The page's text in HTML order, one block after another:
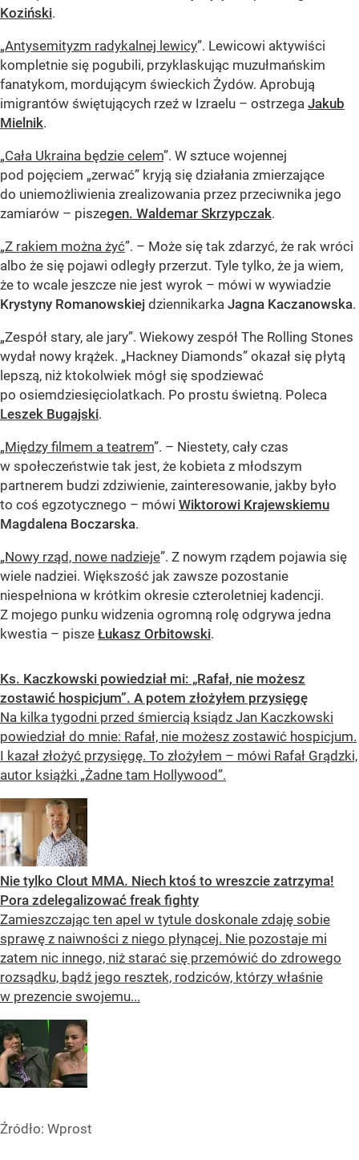
Koziński.
„Antysemityzm radykalnej lewicy”. Lewicowi aktywiści
kompletnie się pogubili, przyklaskując muzułmańskim
fanatykom, mordującym świeckich Żydów. Aprobują
imigrantów świętujących rzeź w Izraelu – ostrzega Jakub
Mielnik.
„Cała Ukraina będzie celem”. W sztuce wojennej
pod pojęciem „zerwać” kryją się działania zmierzające
do uniemożliwienia zrealizowania przez przeciwnika jego
zamiarów – piszegen. Waldemar Skrzypczak.
„Z rakiem można żyć”. – Może się tak zdarzyć, że rak wróci
albo że się pojawi odległy przerzut. Tyle tylko, że ja wiem,
że to wcale jeszcze nie jest wyrok – mówi w wywiadzie
Krystyny Romanowskiej dziennikarka Jagna Kaczanowska.
„Zespół stary, ale jary”. Wiekowy zespół The Rolling Stones
wydał nowy krążek. „Hackney Diamonds” okazał się płytą
lepszą, niż ktokolwiek mógł się spodziewać
po osiemdziesięciolatkach. Po prostu świetną. Poleca
Leszek Bugajski.
„Między filmem a teatrem”. – Niestety, cały czas
w społeczeństwie tak jest, że kobieta z młodszym
partnerem budzi zdziwienie, zainteresowanie, jakby było
to coś egzotycznego – mówi Wiktorowi Krajewskiemu
Magdalena Boczarska.
„Nowy rząd, nowe nadzieje”. Z nowym rządem pojawia się
wiele nadziei. Większość jak zawsze pozostanie
niespełniona w krótkim okresie czteroletniej kadencji.
Z mojego punku widzenia ogromną rolę odgrywa jedna
kwestia – pisze Łukasz Orbitowski.
Ks. Kaczkowski powiedział mi: „Rafał, nie możesz
zostawić hospicjum”. A potem złożyłem przysięgę
Na kilka tygodni przed śmiercią ksiądz Jan Kaczkowski
powiedział do mnie: Rafał, nie możesz zostawić hospicjum.
I kazał złożyć przysięgę. To złożyłem – mówi Rafał Grądzki,
autor książki „Żadne tam Hollywood”.
Nie tylko Clout MMA. Niech ktoś to wreszcie zatrzyma!
Pora zdelegalizować freak fighty
Zamieszczając ten apel w tytule doskonale zdaję sobie
sprawę z naiwności z niego płynącej. Nie pozostaje mi
zatem nic innego, niż starać się przemówić do zdrowego
rozsądku, bądź jego resztek, rodziców, którzy właśnie
w prezencie swojemu...
Źródło: Wprost